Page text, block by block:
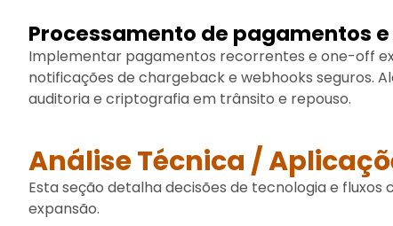
Processamento de pagamentos
Implementar pagamentos recorrentes e one-off
notificações de chargeback e webhooks seguros.
auditoria e criptografia em trânsito e repouso.
Análise Técnica /
Esta seção detalha decisões de tecnologia e
expansão.